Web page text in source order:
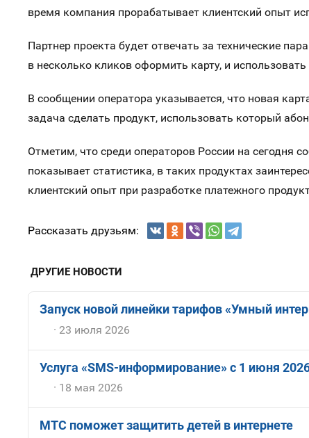
время компания прорабатывает клиентский опыт
Партнер проекта будет отвечать за технические
в несколько кликов оформить карту, и
В сообщении оператора указывается, что новая
задача сделать продукт, использовать который
Отметим, что среди операторов России на сегодня
показывает статистика, в таких продуктах
клиентский опыт при разработке платежного
Рассказать друзьям:
ДРУГИЕ НОВОСТИ
Запуск новой линейки тарифов «Умный
23 июля 2026
Услуга «SMS-информирование» с 1 июня
18 мая 2026
МТС поможет защитить детей в интернете